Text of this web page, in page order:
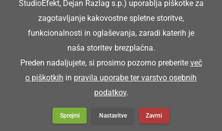
StudioEfekt, Dejan Razlag s.p.) uporablja piškotke za
zagotavljanje kakovostne spletne storitve,
funkcionalnosti in oglaševanja, zaradi katerih je
naša storitev brezplačna.
Preden nadaljujete, si prosimo pozorno preberite več
o piškotkih in pravila uporabe ter varstvo osebnih
podatkov.
Sprejmi Nastavitve Zavrni